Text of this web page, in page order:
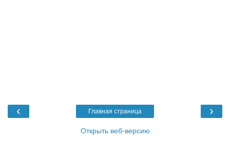
‹ ›
Главная страница
Открыть веб-версию